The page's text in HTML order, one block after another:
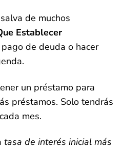
de muchos
Establecer
de deuda o hacer
un préstamo para
préstamos. Solo tendrás
mes.
tasa de interés inicial más